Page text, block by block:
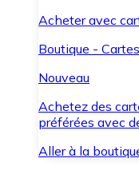
Acheter avec
Boutique - Cartes
Nouveau
Achetez des
préférées avec
Aller à la